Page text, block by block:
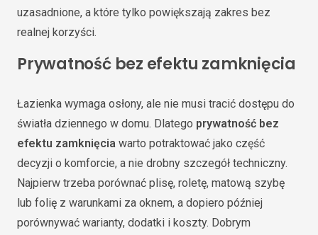
uzasadnione, a które tylko powiększają zakres bez
realnej korzyści.
Prywatność bez efektu zamknięcia
Łazienka wymaga osłony, ale nie musi tracić dostępu do
światła dziennego w domu. Dlatego prywatność bez
efektu zamknięcia warto potraktować jako część
decyzji o komforcie, a nie drobny szczegół techniczny.
Najpierw trzeba porównać plisę, roletę, matową szybę
lub folię z warunkami za oknem, a dopiero później
porównywać warianty, dodatki i koszty. Dobrym